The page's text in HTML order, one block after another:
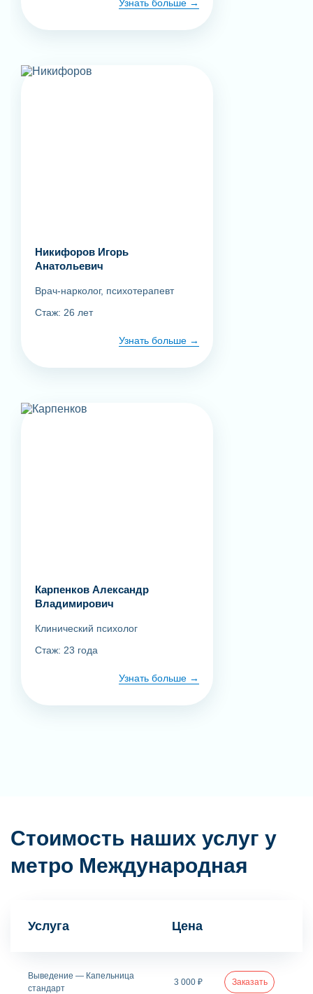
Узнать больше
Никифоров Игорь
Анатольевич
Врач-нарколог, психотерапевт
Стаж: 26 лет
Узнать больше
Карпенков Александр
Владимирович
Клинический психолог
Стаж: 23 года
Узнать больше
Стоимость наших услуг у
метро Международная
Услуга Цена
Выведение — Капельница
стандарт
3 000 ₽ Заказать